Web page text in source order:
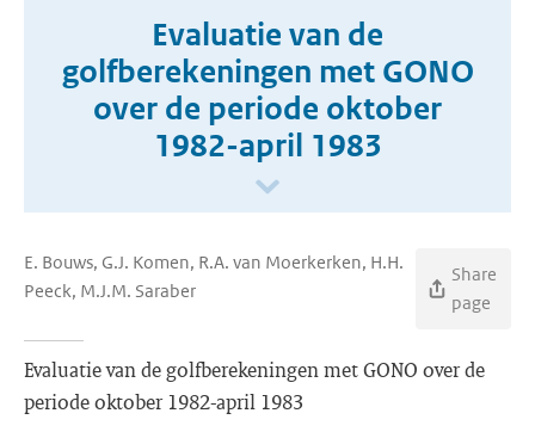
Evaluatie van de
golfberekeningen met GONO
over de periode oktober
1982-april 1983
E. Bouws, G.J. Komen, R.A. van Moerkerken, H.H.
Peeck, M.J.M. Saraber
Share
page
Evaluatie van de golfberekeningen met GONO over de
periode oktober 1982-april 1983